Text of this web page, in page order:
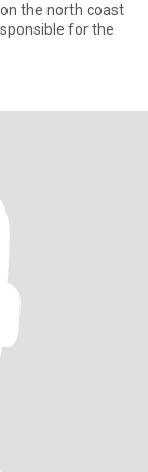
the north coast
for the